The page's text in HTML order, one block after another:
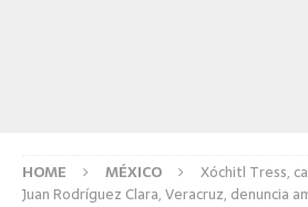
HOME MÉXICO
Xóchitl Tress,
Juan Rodríguez Clara, Veracruz, denuncia